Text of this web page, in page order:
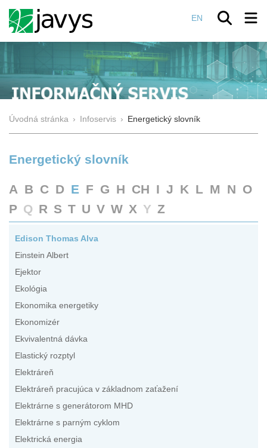
EN
Úvodná stránka › Infoservis › Energetický slovník
Energetický slovník
A B C D E F G H CH I J K L M N O
P Q R S T U V W X Y Z
Edison Thomas Alva
Einstein Albert
Ejektor
Ekológia
Ekonomika energetiky
Ekonomizér
Ekvivalentná dávka
Elastický rozptyl
Elektráreň
Elektráreň pracujúca v základnom zaťažení
Elektrárne s generátorom MHD
Elektrárne s parným cyklom
Elektrická energia